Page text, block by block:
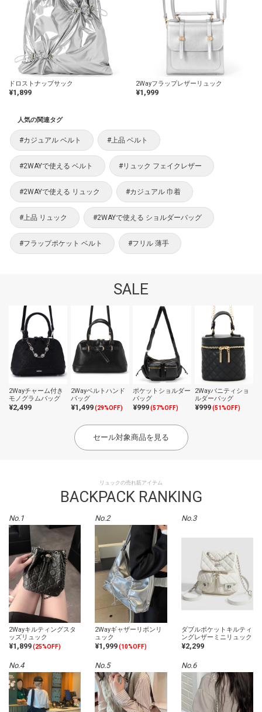
ドロストナップサック
¥1,899
2Wayフラップレザーリュック
¥1,999
人気の関連タグ
#カジュアル ベルト #上品 ベルト
#2WAYで使える ベルト #リュック フェイクレザー
#2WAYで使える リュック #カジュアル 巾着
#上品 リュック #2WAYで使える ショルダーバッグ
#フラップポケット ベルト #フリル 薄手
SALE
2Wayチャーム付き
モノグラムバッグ
¥2,499
2Wayベルトハンド
バッグ
¥1,499(29%OFF)
ポケットショルダー
バッグ
¥999(57%OFF)
2Wayバニティショ
ルダーバッグ
¥999(51%OFF)
セール対象商品を見る
リュックの売れ筋アイテム
BACKPACK RANKING
No.1
2Wayキルティングスタ
ッズリュック
¥1,899(25%OFF)
No.2
2Wayギャザーリボンリ
ュック
¥1,999 (10%OFF)
No.3
ダブルポケットキルティ
ングレザーミニリュック
¥2,299
No.4 No.5 No.6